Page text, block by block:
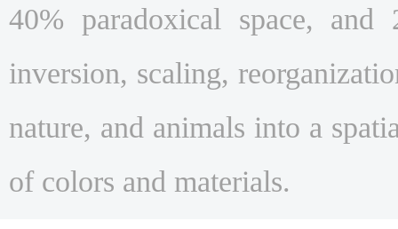
40% paradoxical space, and
inversion, scaling,
nature, and animals into a
of colors and materials.